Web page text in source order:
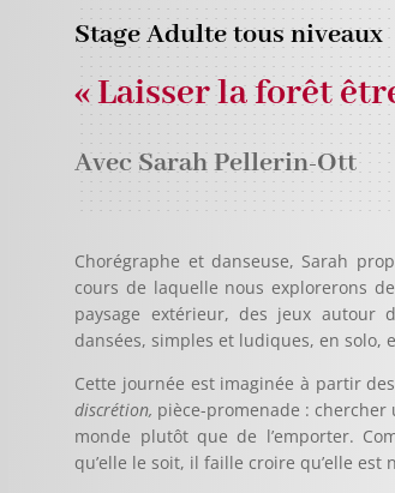
Stage Adulte tous niveaux
« Laisser la forêt
Avec Sarah Pellerin-Ott
Chorégraphe et danseuse, Sarah
cours de laquelle nous explorerons
paysage extérieur, des jeux autour
dansées, simples et ludiques, en solo,
Cette journée est imaginée à partir
discrétion, pièce-promenade :
monde plutôt que de l’emporter.
qu’elle le soit, il faille croire qu’elle est